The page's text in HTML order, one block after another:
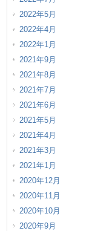
2022年5月
2022年4月
2022年1月
2021年9月
2021年8月
2021年7月
2021年6月
2021年5月
2021年4月
2021年3月
2021年1月
2020年12月
2020年11月
2020年10月
2020年9月